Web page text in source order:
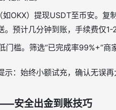
如OKX）提现USDT至币安。
预计几分钟到账，手续费仅1-2
门槛。筛选“已完成率99%+”商
示：始终小额试充，确认无误再
安全出金到账技巧